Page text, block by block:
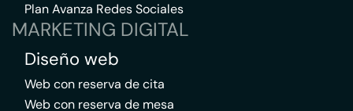
Plan Avanza Redes Sociales
MARKETING DIGITAL
Diseño web
Web con reserva de cita
Web con reserva de mesa